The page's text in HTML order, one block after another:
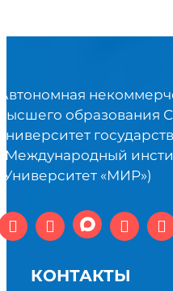
образования
«МИР»)
КОНТАКТЫ